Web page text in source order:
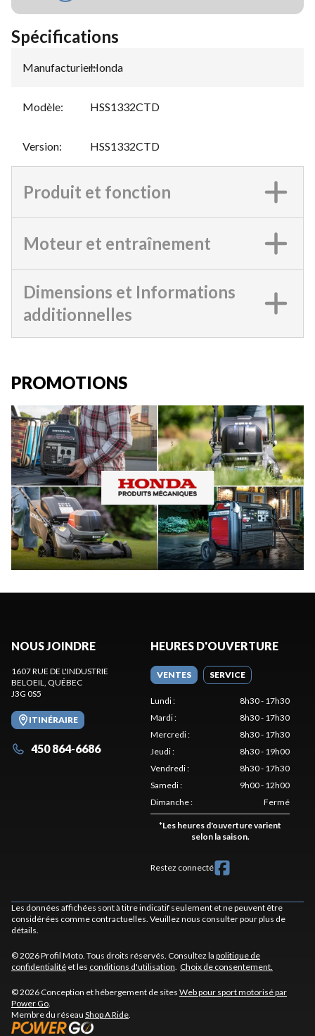
Spécifications
Manufacturier:
Honda
Modèle: HSS1332CTD
Version: HSS1332CTD
Produit et fonction
Moteur et entraînement
Dimensions et Informations
additionnelles
PROMOTIONS
NOUS JOINDRE
1607 RUE DE L'INDUSTRIE
BELOEIL, QUÉBEC
J3G 0S5
ITINÉRAIRE
450 864-6686
HEURES D'OUVERTURE
VENTES SERVICE
Lundi:
8h30 - 17h30
Mardi:
8h30 - 17h30
Mercredi:
8h30 - 17h30
Jeudi:
8h30 - 19h00
Vendredi:
8h30 - 17h30
Samedi:
9h00 - 12h00
Dimanche: Fermé
*Les heures d'ouverture varient
selon la saison.
Restez connecté
Les données affichées sont à titre indicatif seulement et ne peuvent être
considérées comme contractuelles. Veuillez nous consulter pour plus de
détails.
© 2026 Profil Moto. Tous droits réservés. Consultez la politique de
confidentialité et les conditions d'utilisation. Choix de consentement.
© 2026 Conception et hébergement de sites Web pour sport motorisé par
Power Go.
Membre du réseau Shop A Ride.